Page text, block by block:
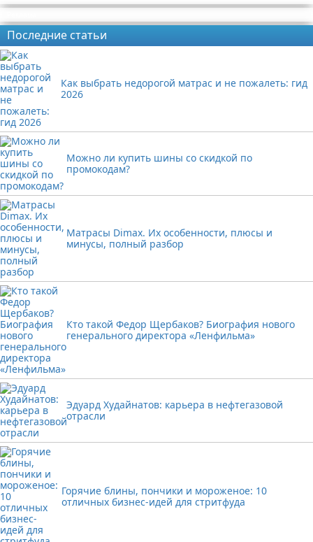
Последние статьи
Как выбрать недорогой матрас и не пожалеть: гид
2026
Можно ли купить шины со скидкой по
промокодам?
Матрасы Dimax. Их особенности, плюсы и
минусы, полный разбор
Кто такой Федор Щербаков? Биография нового
генерального директора «Ленфильма»
Эдуард Худайнатов: карьера в нефтегазовой
отрасли
Горячие блины, пончики и мороженое: 10
отличных бизнес-идей для стритфуда